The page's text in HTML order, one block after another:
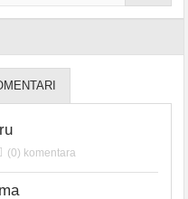
(0) komentara